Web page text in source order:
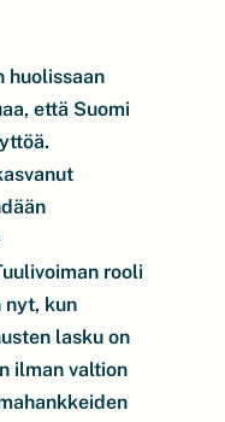
huolissaan
että Suomi
rooli
nyt, kun
lasku on
ilman valtion